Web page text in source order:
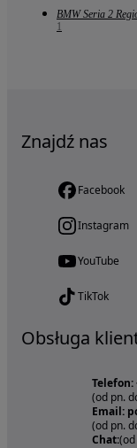
BMW Seria 2
1
Znajdź nas
Facebook
Instagram
YouTube
TikTok
Obsługa
Telefon:
(od pn.
Email:
(od pn.
Chat: